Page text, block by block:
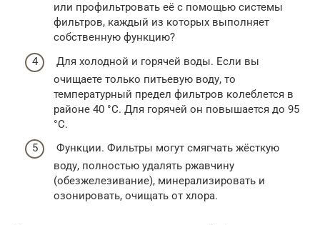
или профильтровать её с помощью системы
фильтров, каждый из которых выполняет
собственную функцию?
Для холодной и горячей воды. Если вы
очищаете только питьевую воду, то
температурный предел фильтров колеблется в
районе 40 °С. Для горячей он повышается до 95
°С.
Функции. Фильтры могут смягчать жёсткую
воду, полностью удалять ржавчину
(обезжелезивание), минерализировать и
озонировать, очищать от хлора.